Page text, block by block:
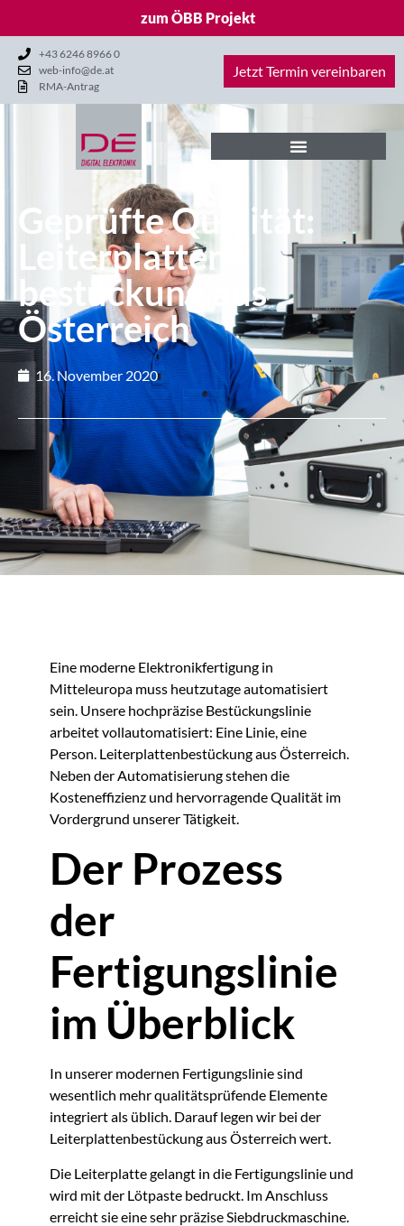
zum ÖBB Projekt
+43 6246 8966 0
web-info@de.at
RMA-Antrag
Jetzt Termin vereinbaren
Geprüfte Qualität:
Leiterplatten­
bestückung aus
Österreich
16. November 2020
Eine moderne Elektronikfertigung in
Mitteleuropa muss heutzutage automatisiert
sein. Unsere hochpräzise Bestückungslinie
arbeitet vollautomatisiert: Eine Linie, eine
Person. Leiterplattenbestückung aus Österreich.
Neben der Automatisierung stehen die
Kosteneffizienz und hervorragende Qualität im
Vordergrund unserer Tätigkeit.
Der Prozess
der
Fertigungslinie
im Überblick
In unserer modernen Fertigungslinie sind
wesentlich mehr qualitätsprüfende Elemente
integriert als üblich. Darauf legen wir bei der
Leiterplattenbestückung aus Österreich wert.
Die Leiterplatte gelangt in die Fertigungslinie und
wird mit der Lötpaste bedruckt. Im Anschluss
erreicht sie eine sehr präzise Siebdruckmaschine.